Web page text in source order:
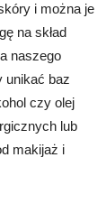
i można je
na skład
naszego
unikać baz
czy olej
lub
makijaż i